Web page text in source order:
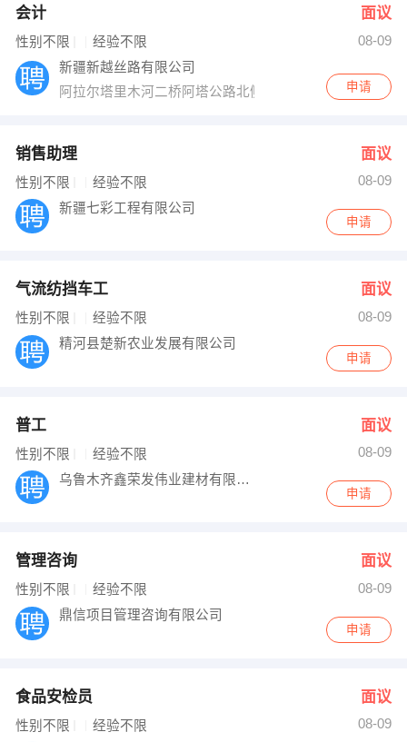
会计 面议
性别不限 经验不限
08-09
新疆新越丝路有限公司
阿拉尔塔里木河二桥阿塔公路北侧、环城西路西侧（阿
申请
销售助理 面议
性别不限 经验不限
08-09
新疆七彩工程有限公司
申请
气流纺挡车工 面议
性别不限 经验不限
08-09
精河县楚新农业发展有限公司
申请
普工 面议
性别不限 经验不限
08-09
乌鲁木齐鑫荣发伟业建材有限公司
申请
管理咨询 面议
性别不限 经验不限
08-09
鼎信项目管理咨询有限公司
申请
食品安检员 面议
性别不限 经验不限
08-09